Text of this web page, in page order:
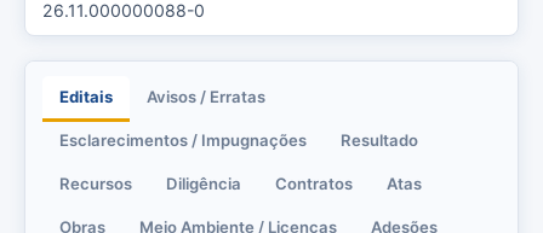
26.11.000000088-0
Editais Avisos / Erratas
Esclarecimentos / Impugnações Resultado
Recursos Diligência Contratos Atas
Obras Meio Ambiente / Licenças Adesões